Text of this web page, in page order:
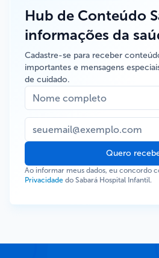
Hub de Conteúdo
informações da
Cadastre-se para receber
importantes e mensagens
de cuidado.
Quero
Ao informar meus dados, eu concordo
Privacidade do Sabará Hospital Infantil.